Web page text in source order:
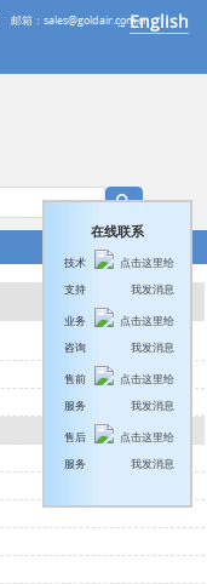
邮箱：sales@goldair.com.cn
→English
在线联系
技术
支持
业务
咨询
售前
服务
售后
服务